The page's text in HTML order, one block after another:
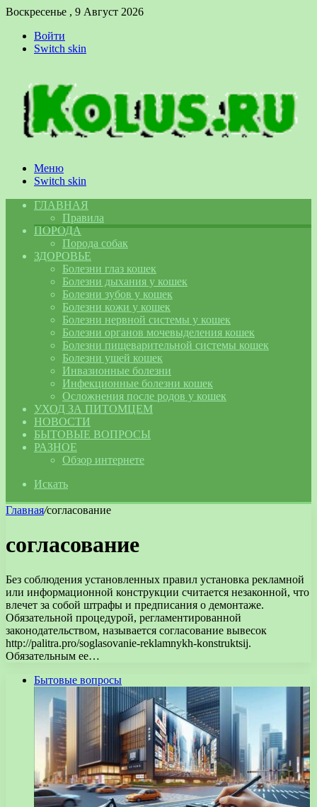
Воскресенье , 9 Август 2026
Войти
Switch skin
Меню
Switch skin
ГЛАВНАЯ
Правила
ПОРОДА
Порода собак
ЗДОРОВЬЕ
Болезни глаз кошек
Болезни дыхания у кошек
Болезни зубов у кошек
Болезни кожи у кошек
Болезни нервной системы у кошек
Болезни органов мочевыделения кошек
Болезни пищеварительной системы кошек
Болезни ушей кошек
Инвазионные болезни
Инфекционные болезни кошек
Осложнения после родов у кошек
УХОД ЗА ПИТОМЦЕМ
НОВОСТИ
БЫТОВЫЕ ВОПРОСЫ
РАЗНОЕ
Обзор интернете
Искать
Главная/согласование
согласование
Без соблюдения установленных правил установка рекламной
или информационной конструкции считается незаконной, что
влечет за собой штрафы и предписания о демонтаже.
Обязательной процедурой, регламентированной
законодательством, называется согласование вывесок
http://palitra.pro/soglasovanie-reklamnykh-konstruktsij.
Обязательным ее…
Бытовые вопросы